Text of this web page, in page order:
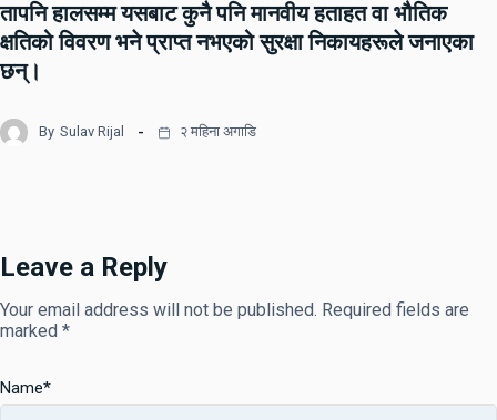
तापनि हालसम्म यसबाट कुनै पनि मानवीय हताहत वा भौतिक
क्षतिको विवरण भने प्राप्त नभएको सुरक्षा निकायहरूले जनाएका
छन्।
By Sulav Rijal २ महिना अगाडि
Leave a Reply
Your email address will not be published. Required fields are
marked *
Name*